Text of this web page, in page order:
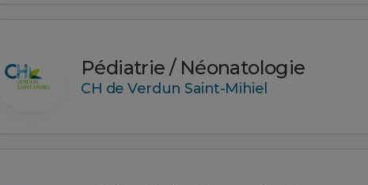
Pédiatrie / Néonatologie
CH de Verdun Saint-Mihiel